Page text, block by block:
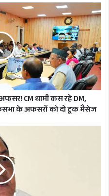
में केंद्रीय सड़क
मंत्री नितिन
CM धामी कस रहे DM,
के अफसरों को दो टूक मैसेज